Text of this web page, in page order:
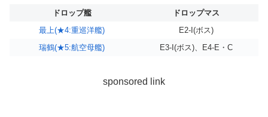
ドロップ艦
ドロップマス
最上(★4:重巡洋艦)
E2-I(ボス)
瑞鶴(★5:航空母艦)
E3-I(ボス)、E4-E・C
sponsored link